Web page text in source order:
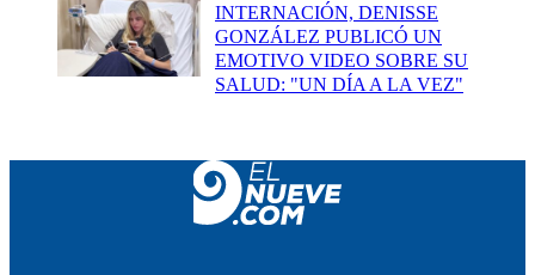
INTERNACIÓN, DENISSE
GONZÁLEZ PUBLICÓ UN
EMOTIVO VIDEO SOBRE SU
SALUD: "UN DÍA A LA VEZ"